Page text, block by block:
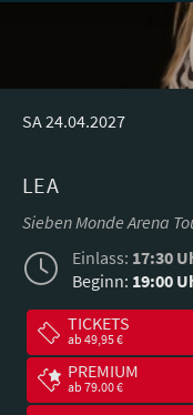
SA 24.04.2027
LEA
Sieben Monde Arena
Einlass: 17:30
Beginn: 19:00
TICKETS
ab 49,95 €
PREMIUM
ab 79.00 €